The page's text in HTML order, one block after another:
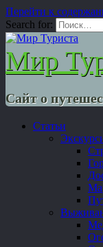
Перейти к
Search for:
Мир
Сайт о
Статьи